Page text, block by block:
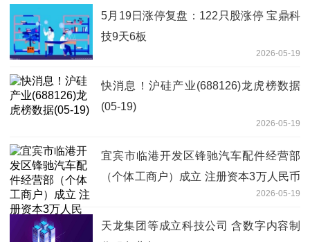
5月19日涨停复盘：122只股涨停 宝鼎科
技9天6板
2026-05-19
快消息！沪硅产业(688126)龙虎榜数据
(05-19)
2026-05-19
宜宾市临港开发区锋驰汽车配件经营部
（个体工商户）成立 注册资本3万人民币
2026-05-19
天龙集团等成立科技公司 含数字内容制